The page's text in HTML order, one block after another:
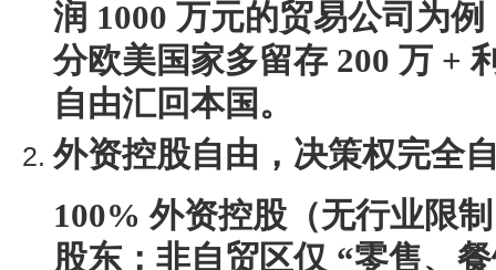
润 1000 万元的贸易公司为
分欧美国家多留存 200 万 +
自由汇回本国。
外资控股自由，决策权完全
100% 外资控股（无行业限
股东；非自贸区仅 “零售、